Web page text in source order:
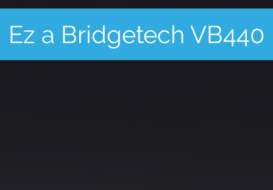
Ultrakompakt,